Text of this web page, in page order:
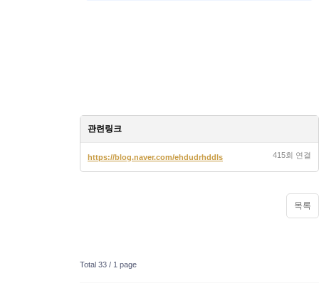
관련링크
https://blog.naver.com/ehdudrhddls 415회 연결
목록
Total 33 / 1 page